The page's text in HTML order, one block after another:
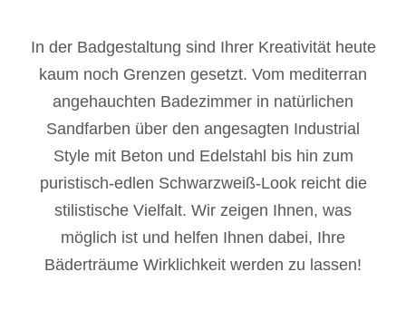
In der Badgestaltung sind Ihrer Kreativität heute
kaum noch Grenzen gesetzt. Vom mediterran
angehauchten Badezimmer in natürlichen
Sandfarben über den angesagten Industrial
Style mit Beton und Edelstahl bis hin zum
puristisch-edlen Schwarzweiß-Look reicht die
stilistische Vielfalt. Wir zeigen Ihnen, was
möglich ist und helfen Ihnen dabei, Ihre
Bäderträume Wirklichkeit werden zu lassen!